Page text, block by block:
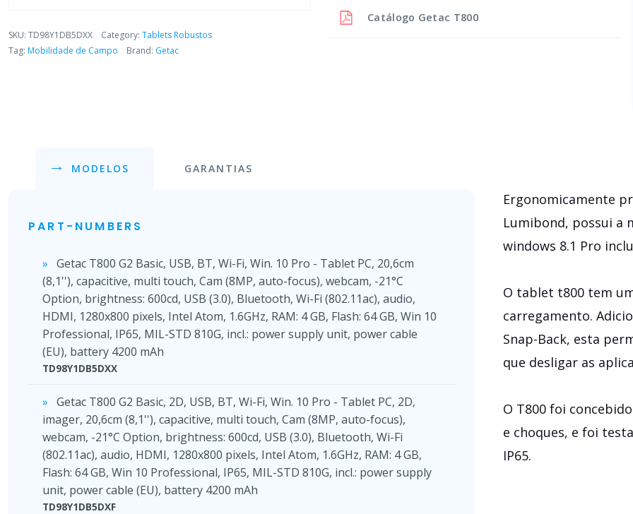
SKU: TD98Y1DB5DXX Category: Tablets Robustos
Tag: Mobilidade de Campo Brand: Getac
Catálogo Getac T800
MODELOS GARANTIAS
PART-NUMBERS
Getac T800 G2 Basic, USB, BT, Wi-Fi, Win. 10 Pro - Tablet PC, 20,6cm
(8,1''), capacitive, multi touch, Cam (8MP, auto-focus), webcam, -21°C
Option, brightness: 600cd, USB (3.0), Bluetooth, Wi-Fi (802.11ac), audio,
HDMI, 1280x800 pixels, Intel Atom, 1.6GHz, RAM: 4 GB, Flash: 64 GB, Win 10
Professional, IP65, MIL-STD 810G, incl.: power supply unit, power cable
(EU), battery 4200 mAh
TD98Y1DB5DXX
Getac T800 G2 Basic, 2D, USB, BT, Wi-Fi, Win. 10 Pro - Tablet PC, 2D,
imager, 20,6cm (8,1''), capacitive, multi touch, Cam (8MP, auto-focus),
webcam, -21°C Option, brightness: 600cd, USB (3.0), Bluetooth, Wi-Fi
(802.11ac), audio, HDMI, 1280x800 pixels, Intel Atom, 1.6GHz, RAM: 4 GB,
Flash: 64 GB, Win 10 Professional, IP65, MIL-STD 810G, incl.: power supply
unit, power cable (EU), battery 4200 mAh
TD98Y1DB5DXF
Ergonomicamente
Lumibond, possui a
windows 8.1 Pro
O tablet t800 tem
carregamento.
Snap-Back, esta
que desligar as
O T800 foi
e choques, e foi
IP65.